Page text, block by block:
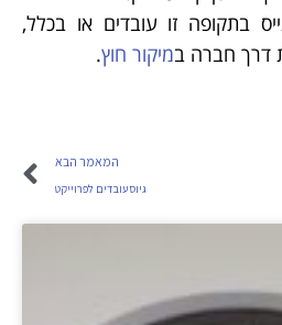
בתקופה זו עובדים או בכלל,
דרך חברה במיקור חוץ.
המאמר הבא
גיוס עובדים לפרוייקט